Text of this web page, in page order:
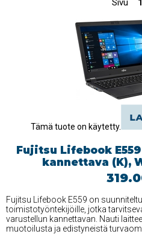
Sivu 1
Tämä tuote on käytetty.
Fujitsu Lifebook
kannettava (K),
Fujitsu Lifebook E559 on
toimistotyöntekijöille, jotka
varustellun kannettavan. Nauti
muotoilusta ja edistyneistä